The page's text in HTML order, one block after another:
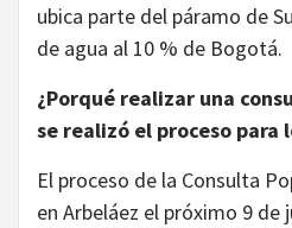
ubica parte del páramo de
de agua al 10 % de Bogotá.
¿Porqué realizar una
se realizó el proceso para
El proceso de la Consulta
en Arbeláez el próximo 9 de